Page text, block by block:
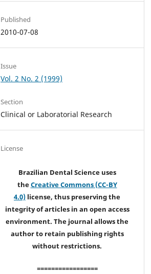
Published
2010-07-08
Issue
Vol. 2 No. 2 (1999)
Section
Clinical or Laboratorial Research
License
Brazilian Dental Science uses
theCreative Commons (CC-BY
4.0) license, thus preserving the
integrity of articles in an open access
environment. The journal allows the
author to retain publishing rights
without restrictions.
=================